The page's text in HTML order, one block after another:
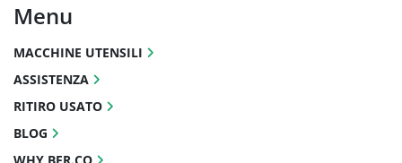
Menu
MACCHINE UTENSILI
ASSISTENZA
RITIRO USATO
BLOG